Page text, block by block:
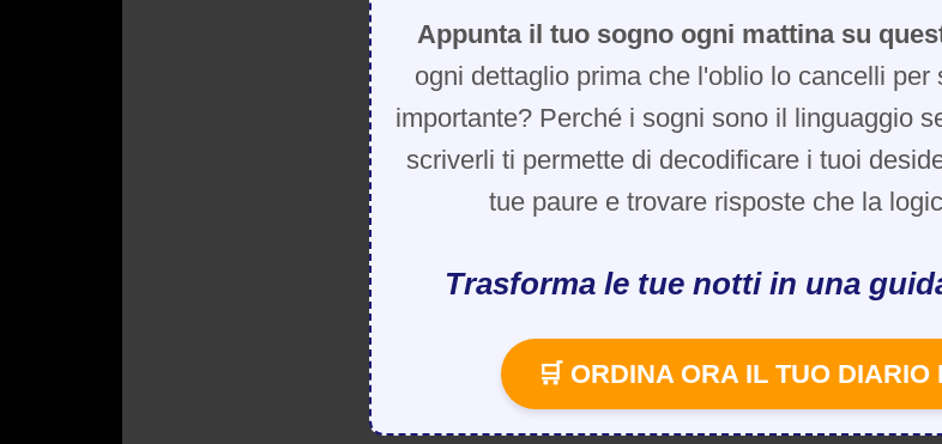
Appunta il tuo sogno ogni mattina su
ogni dettaglio prima che l'oblio lo cancelli per
importante? Perché i sogni sono il linguaggio
scriverli ti permette di decodificare i tuoi
tue paure e trovare risposte che la
Trasforma le tue notti in una
🛒 ORDINA ORA IL TUO DIARIO